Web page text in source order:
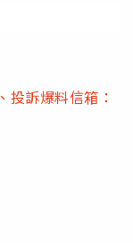
、投訴爆料信箱：